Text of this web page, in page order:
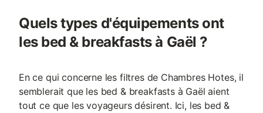
Quels types d'équipements ont
les bed & breakfasts à Gaël ?
En ce qui concerne les filtres de Chambres Hotes, il
semblerait que les bed & breakfasts à Gaël aient
tout ce que les voyageurs désirent. Ici, les bed &